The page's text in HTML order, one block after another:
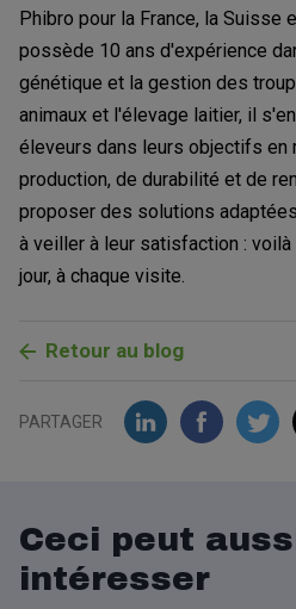
Phibro pour la France, la Suisse
possède 10 ans d'expérience
génétique et la gestion des
animaux et l'élevage laitier, il
éleveurs dans leurs objectifs en
production, de durabilité et de
proposer des solutions
à veiller à leur satisfaction :
jour, à chaque visite.
Retour au blog
PARTAGER
Ceci peut
intéresser